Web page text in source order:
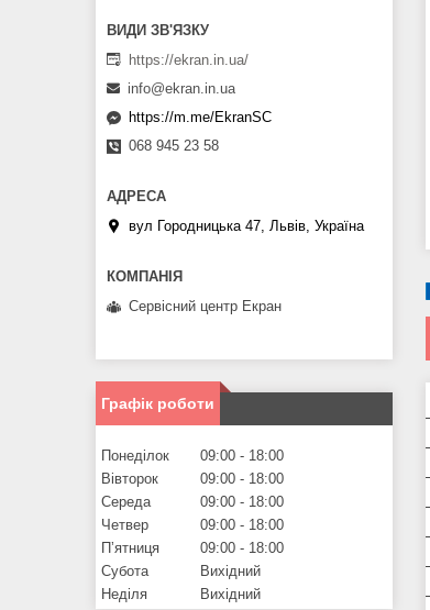
https://ekran.in.ua/
info@ekran.in.ua
https://m.me/EkranSC
068 945 23 58
вул Городницька 47, Львів, Україна
Сервісний центр Екран
Графік роботи
Понеділок 09:00
18:00
Вівторок
09:00
18:00
Середа
09:00
18:00
Четвер
09:00
18:00
Пʼятниця
09:00
18:00
Субота
Вихідний
Неділя
Вихідний